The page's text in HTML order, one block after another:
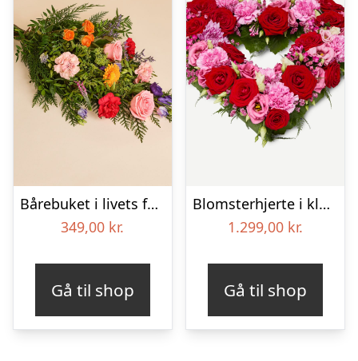
Bårebuket i livets farver
349,00 kr.
Gå til shop
Blomsterhjerte i klassisk stil – pink
1.299,00 kr.
Gå til shop